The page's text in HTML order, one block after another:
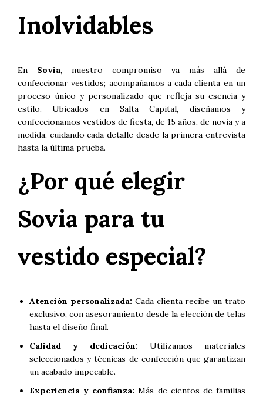
Inolvidables
En Sovia, nuestro compromiso va más allá de
confeccionar vestidos; acompañamos a cada clienta en un
proceso único y personalizado que refleja su esencia y
estilo. Ubicados en Salta Capital, diseñamos y
confeccionamos vestidos de fiesta, de 15 años, de novia y a
medida, cuidando cada detalle desde la primera entrevista
hasta la última prueba.
¿Por qué elegir
Sovia para tu
vestido especial?
Atención personalizada: Cada clienta recibe un trato
exclusivo, con asesoramiento desde la elección de telas
hasta el diseño final.
Calidad y dedicación: Utilizamos materiales
seleccionados y técnicas de confección que garantizan
un acabado impecable.
Experiencia y confianza: Más de cientos de familias